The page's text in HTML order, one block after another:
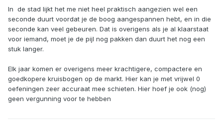
In de stad lijkt het me niet heel praktisch aangezien wel een
seconde duurt voordat je de boog aangespannen hebt, en in die
seconde kan veel gebeuren. Dat is overigens als je al klaarstaat
voor iemand, moet je de pijl nog pakken dan duurt het nog een
stuk langer.
Elk jaar komen er overigens meer krachtigere, compactere en
goedkopere kruisbogen op de markt. Hier kan je met vrijwel 0
oefeningen zeer accuraat mee schieten. Hier hoef je ook (nog)
geen vergunning voor te hebben